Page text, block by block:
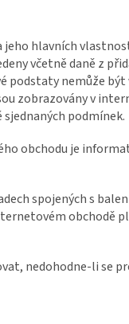
hlavních
včetně daně z
podstaty nemůže
zobrazovány v
podmínek.
obchodu je
spojených s
obchodě
nedohodne-li se